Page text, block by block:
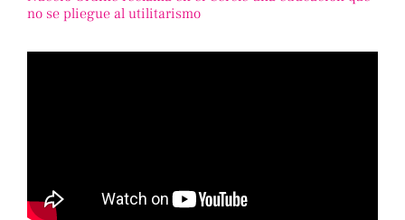
no se pliegue al utilitarismo